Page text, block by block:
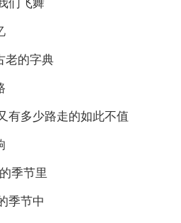
们飞舞
的字典
多少路走的如此不值
季节里
季节中